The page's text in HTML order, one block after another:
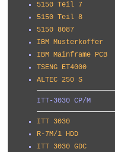
5150 Teil 7
5150 Teil 8
5150 8087
IBM Musterkoffer
IBM Mainframe PCB
TSENG ET4000
ALTEC 250 S
ITT-3030 CP/M
ITT 3030
R-7M/1 HDD
ITT 3030 GDC